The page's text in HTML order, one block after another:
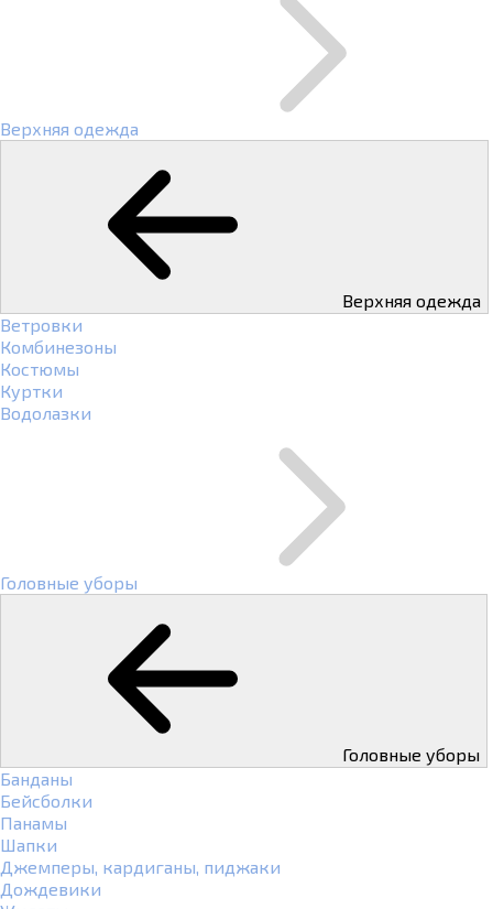
Верхняя одежда
Верхняя одежда
Ветровки
Комбинезоны
Костюмы
Куртки
Водолазки
Головные уборы
Головные уборы
Банданы
Бейсболки
Панамы
Шапки
Джемперы, кардиганы, пиджаки
Дождевики